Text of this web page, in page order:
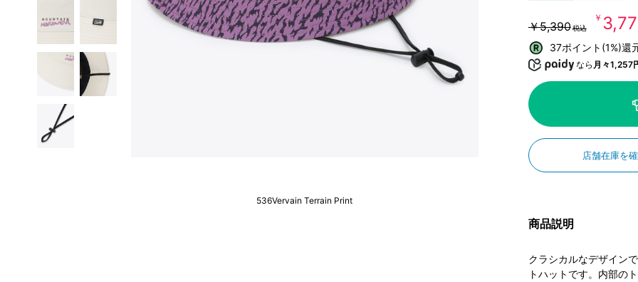
536Vervain Terrain Print
￥5,390税込 ￥
37ポイント(1%)還
なら 月々1,257
店舗在庫を
商品説明
クラシカルなデザイン
トハットです。内部の